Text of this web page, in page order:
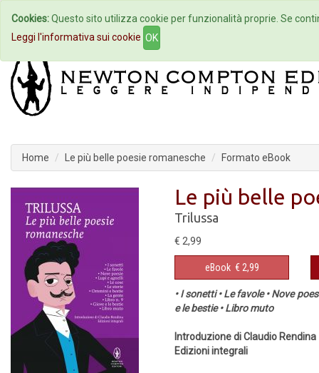
Home Autori Eventi
Home Le più belle poesie romanesche Formato eBook
Le più belle
Trilussa
€ 2,99
eBook € 2,99
• I sonetti • Le favole • Nove
e le bestie • Libro muto
Introduzione di Claudio Rendina
Edizioni integrali
Cookies:Questo sito utilizza cookie per funzionalità proprie. Se
Leggi l'informativa sui cookie OK